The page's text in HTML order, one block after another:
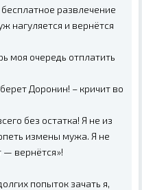
развлечение
нагуляется и вернётся
моя очередь отплатить
Доронин! – кричит во
без остатка! Я не из
измены мужа. Я не
— вернётся»!
попыток зачать я,